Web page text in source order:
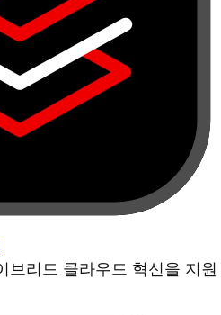
브리드 클라우드 혁신을 지원